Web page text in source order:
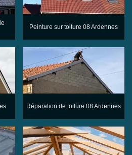
Peinture sur toiture 08 Ardennes
Réparation de toiture 08 Ardennes